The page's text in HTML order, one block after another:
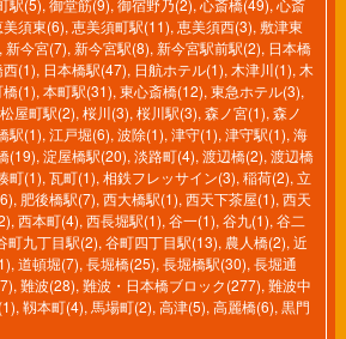
駅(5), 御堂筋(9), 御宿野乃(2), 心斎橋(49), 心斎
美須東(6), 恵美須町駅(11), 恵美須西(3), 敷津東
, 新今宮(7), 新今宮駅(8), 新今宮駅前駅(2), 日本橋
西(1), 日本橋駅(47), 日航ホテル(1), 木津川(1), 木
(1), 本町駅(31), 東心斎橋(12), 東急ホテル(3),
松屋町駅(2), 桜川(3), 桜川駅(3), 森ノ宮(1), 森ノ
駅(1), 江戸堀(6), 波除(1), 津守(1), 津守駅(1), 海
(19), 淀屋橋駅(20), 淡路町(4), 渡辺橋(2), 渡辺橋
町(1), 瓦町(1), 相鉄フレッサイン(3), 稲荷(2), 立
, 肥後橋駅(7), 西大橋駅(1), 西天下茶屋(1), 西天
, 西本町(4), 西長堀駅(1), 谷一(1), 谷九(1), 谷二
町九丁目駅(2), 谷町四丁目駅(13), 農人橋(2), 近
, 道頓堀(7), 長堀橋(25), 長堀橋駅(30), 長堀通
, 難波(28), 難波・日本橋ブロック(277), 難波中
, 靱本町(4), 馬場町(2), 高津(5), 高麗橋(6), 黒門